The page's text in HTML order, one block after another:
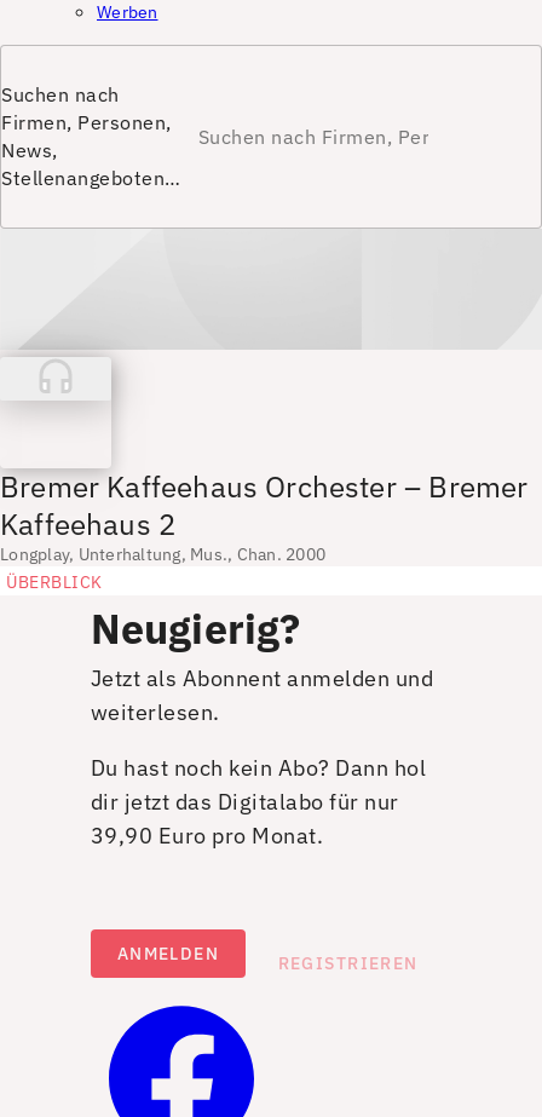
Werben
Suchen nach
Firmen, Personen,
News,
Stellenangeboten…
Bremer Kaffeehaus Orchester – Bremer
Kaffeehaus 2
Longplay, Unterhaltung, Mus., Chan. 2000
ÜBERBLICK
Neugierig?
Jetzt als Abonnent anmelden und
weiterlesen.
Du hast noch kein Abo? Dann hol
dir jetzt das Digitalabo für nur
39,90 Euro pro Monat.
ANMELDEN REGISTRIEREN